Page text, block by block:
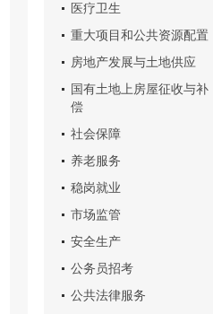
医疗卫生
重大项目和公共资源配置
房地产发展与土地供应
国有土地上房屋征收与补
偿
社会保障
养老服务
稳岗就业
市场监管
安全生产
公务员招考
公共法律服务